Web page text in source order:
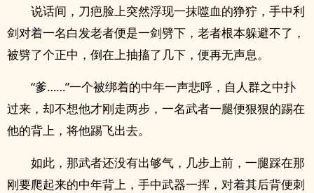
说话间，刀疤脸上突然浮现一抹噬血的狰狞，手中利
剑对着一名白发老者便是一剑劈下，老者根本躲避不了，
被劈了个正中，倒在上抽搐了几下，便再无声息。
“爹……”一个被绑着的中年一声悲呼，自人群之中扑
过来，却不想他才刚走两步，一名武者一腿便狠狠的踢在
他的背上，将他踢飞出去。
如此，那武者还没有出够气，几步上前，一腿踩在那
刚要爬起来的中年背上，手中武器一挥，对着其后背便刺